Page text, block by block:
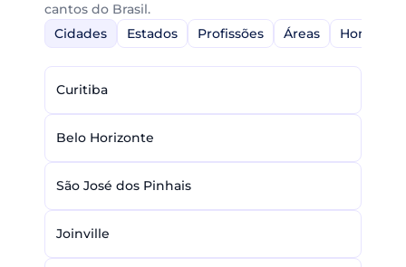
cantos do Brasil.
Cidades
Estados Profissões Áreas Home-
Curitiba
Belo Horizonte
São José dos Pinhais
Joinville